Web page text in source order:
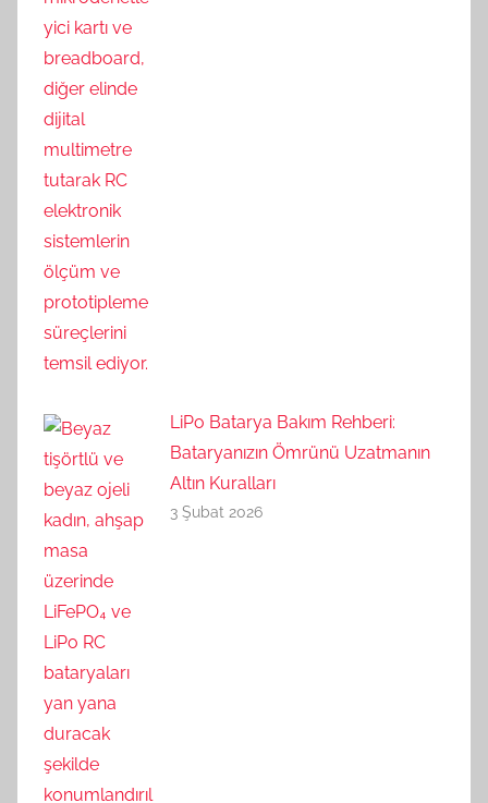
LiPo Batarya Bakım Rehberi:
Bataryanızın Ömrünü Uzatmanın
Altın Kuralları
3 Şubat 2026